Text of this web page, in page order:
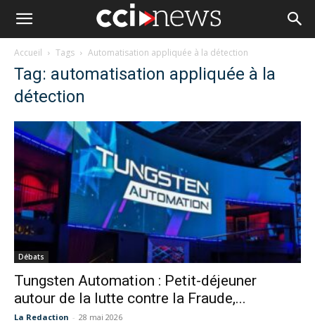
Accueil Tags Automatisation appliquée à la détection
Tag: automatisation appliquée à la
détection
Débats
Tungsten Automation : Petit-déjeuner
autour de la lutte contre la Fraude,...
La Redaction - 28 mai 2026